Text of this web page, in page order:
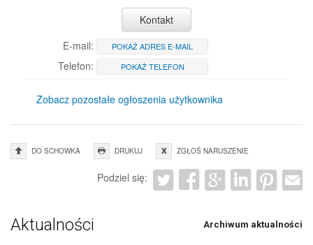
Kontakt
E-mail:
POKAŻ ADRES E-MAIL
Telefon: POKAŻ TELEFON
Zobacz pozostałe ogłoszenia użytkownika
DO SCHOWKA DRUKUJ ZGŁOŚ NARUSZENIE
Podziel się:
Aktualności Archiwum aktualności